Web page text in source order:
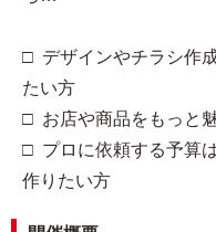
□ デザインやチラシ作
たい方
□ お店や商品をもっと
□ プロに依頼する予算
作りたい方